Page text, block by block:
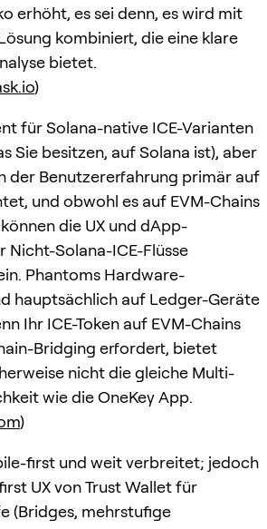
erhöht, es sei denn, es wird mit
kombiniert, die eine klare
bietet.
)
für Solana-native ICE-Varianten
Sie besitzen, auf Solana ist), aber
der Benutzererfahrung primär auf
und obwohl es auf EVM-Chains
die UX und dApp-
Solana-ICE-Flüsse
Phantoms Hardware-
hauptsächlich auf Ledger-Geräte
Ihr ICE-Token auf EVM-Chains
Bridging erfordert, bietet
nicht die gleiche Multi-
wie die OneKey App.
)
first und weit verbreitet; jedoch
UX von Trust Wallet für
(Bridges, mehrstufige